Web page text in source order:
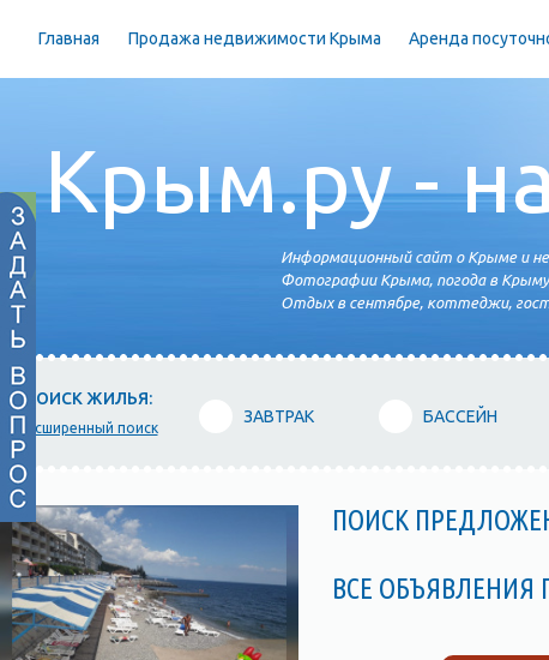
Главная Продажа недвижимости Крыма Аренда
Крым.ру -
Информационный сайт о Крыме и
Фотографии Крыма, погода в
Отдых в сентябре, коттеджи,
ПОИСК ЖИЛЬЯ:
расширенный поиск
ЗАВТРАК БАССЕЙН
ПОИСК
ВСЕ ОБЪЯВЛЕНИЯ